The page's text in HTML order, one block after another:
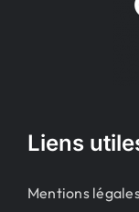
Liens
Mentions